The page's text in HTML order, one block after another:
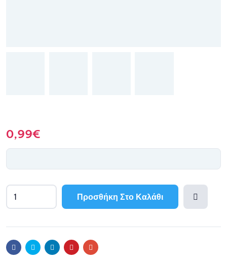
0,99€
Προσθήκη Στο Καλάθι
l
r
FacebookTwitter LinkedinPinterestEmail